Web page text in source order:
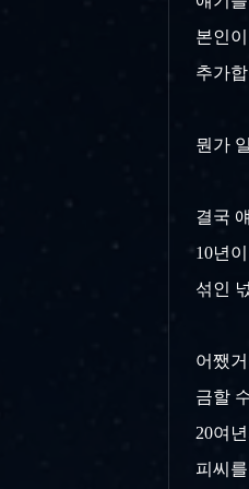
본인
추가
뭔가
결국
10년
섞인
어쨌
금할
20여
피씨